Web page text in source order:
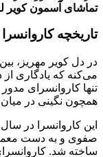
تماشای آسمون کویر
تاریخچه
در دل کویر مهریز،
می‌کنه که یادگاری
تنها کاروانسرای
همچون نگینی در
صفوی و به دست